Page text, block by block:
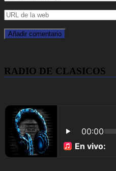
RADIO DE CLASICOS